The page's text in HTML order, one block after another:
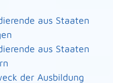
aus Staaten
aus Staaten
der Ausbildung